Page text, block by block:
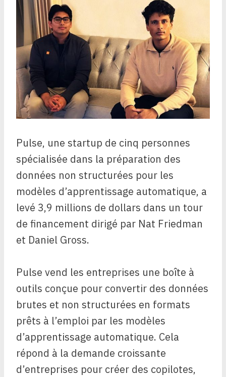
Pulse, une startup de cinq personnes
spécialisée dans la préparation des
données non structurées pour les
modèles d’apprentissage automatique, a
levé 3,9 millions de dollars dans un tour
de financement dirigé par Nat Friedman
et Daniel Gross.
Pulse vend les entreprises une boîte à
outils conçue pour convertir des données
brutes et non structurées en formats
prêts à l’emploi par les modèles
d’apprentissage automatique. Cela
répond à la demande croissante
d’entreprises pour créer des copilotes,